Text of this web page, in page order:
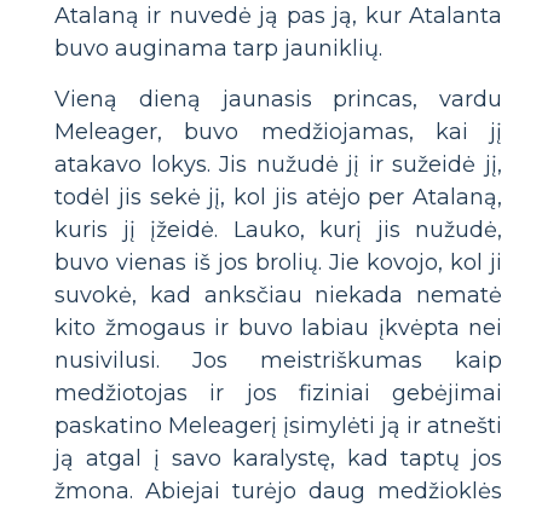
Atalaną ir nuvedė ją pas ją, kur Atalanta
buvo auginama tarp jauniklių.
Vieną dieną jaunasis princas, vardu
Meleager, buvo medžiojamas, kai jį
atakavo lokys. Jis nužudė jį ir sužeidė jį,
todėl jis sekė jį, kol jis atėjo per Atalaną,
kuris jį įžeidė. Lauko, kurį jis nužudė,
buvo vienas iš jos brolių. Jie kovojo, kol ji
suvokė, kad anksčiau niekada nematė
kito žmogaus ir buvo labiau įkvėpta nei
nusivilusi. Jos meistriškumas kaip
medžiotojas ir jos fiziniai gebėjimai
paskatino Meleagerį įsimylėti ją ir atnešti
ją atgal į savo karalystę, kad taptų jos
žmona. Abiejai turėjo daug medžioklės